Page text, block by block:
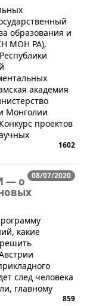
образования и
МОН РА),
академия
Монголии
проектов
1602
08/07/2020
— о
какие
след человека
главному
859